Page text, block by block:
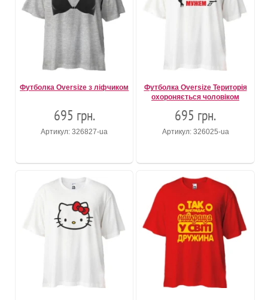
Футболка Oversize з ліфчиком
695 грн.
Артикул: 326827-ua
Футболка Oversize Територія
охороняється чоловіком
695 грн.
Артикул: 326025-ua